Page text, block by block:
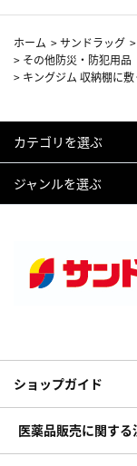
ホーム >サンドラッグ >
> その他防災・防犯用品
> キングジム 収納棚に
カテゴリを選ぶ
ジャンルを選ぶ
ショップガイド
医薬品販売に関する